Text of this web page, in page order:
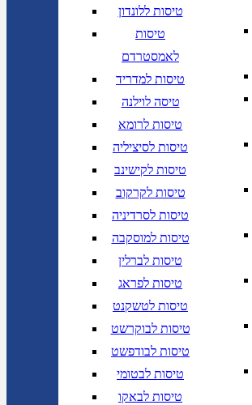
טיסות ללונדון
טיסות
לאמסטרדם
טיסות למדריד
טיסה לוילנה
טיסות לרומא
טיסות לסיציליה
טיסות לקישינב
טיסות לקרקוב
טיסות לסרדיניה
טיסות למוסקבה
טיסות לברלין
טיסות לפראג
טיסות לטשקנט
טיסות לבוקרשט
טיסות לבודפשט
טיסות לבטומי
טיסות לבאקו